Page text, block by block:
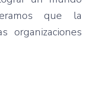
que la
organizaciones